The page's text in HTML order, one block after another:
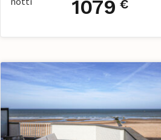
1079 €